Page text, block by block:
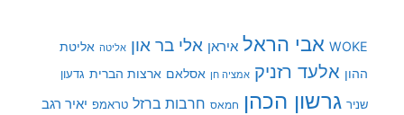
WOKE אבי הראל איראן אלי בר און אליטה אליטת
ההון אלעד רזניק אמציה חן אסלאם ארצות הברית גדעון
שניר גרשון הכהן חמאס חרבות ברזל טראמפ יאיר רגב